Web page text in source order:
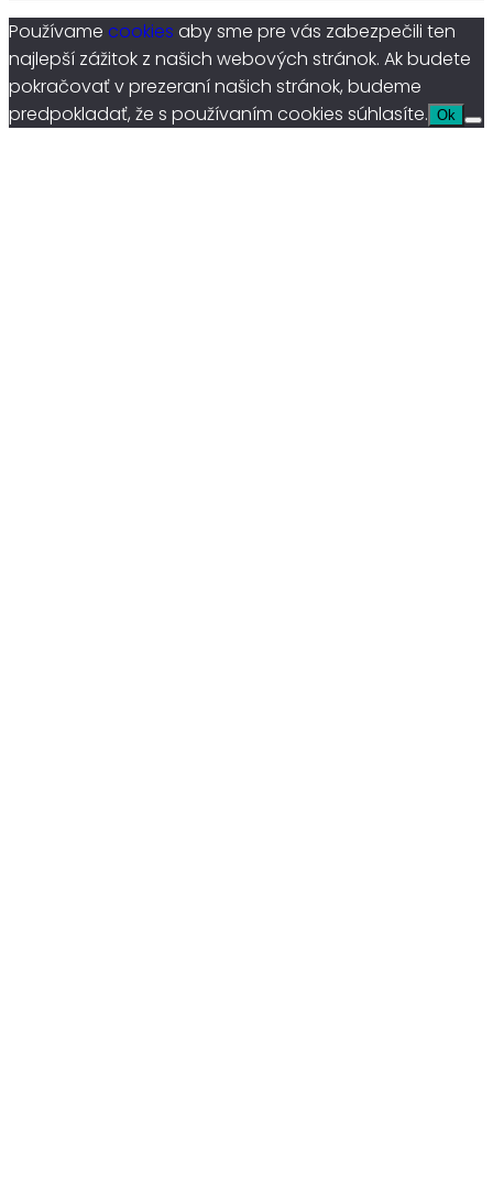
Používame cookies aby sme pre vás zabezpečili ten
najlepší zážitok z našich webových stránok. Ak budete
pokračovať v prezeraní našich stránok, budeme
predpokladať, že s používaním cookies súhlasíte. Ok